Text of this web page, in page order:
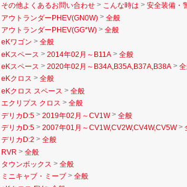
その他よくあるお問い合わせ > こんな時は > 安全装備・
アウトランダーPHEV(GN0W) > 全般
アウトランダーPHEV(GG*W) > 全般
eKワゴン > 全般
eKスペース > 2014年02月～B11A > 全般
eKスペース > 2020年02月～B34A,B35A,B37A,B38A >
eKクロス > 全般
eKクロス スペース > 全般
エクリプス クロス > 全般
デリカD:5 > 2019年02月～CV1W> 全般
デリカD:5 > 2007年01月～CV1W,CV2W,CV4W,CV5W>
デリカD:2 > 全般
RVR > 全般
タウンボックス > 全般
ミニキャブ・ミーブ > 全般